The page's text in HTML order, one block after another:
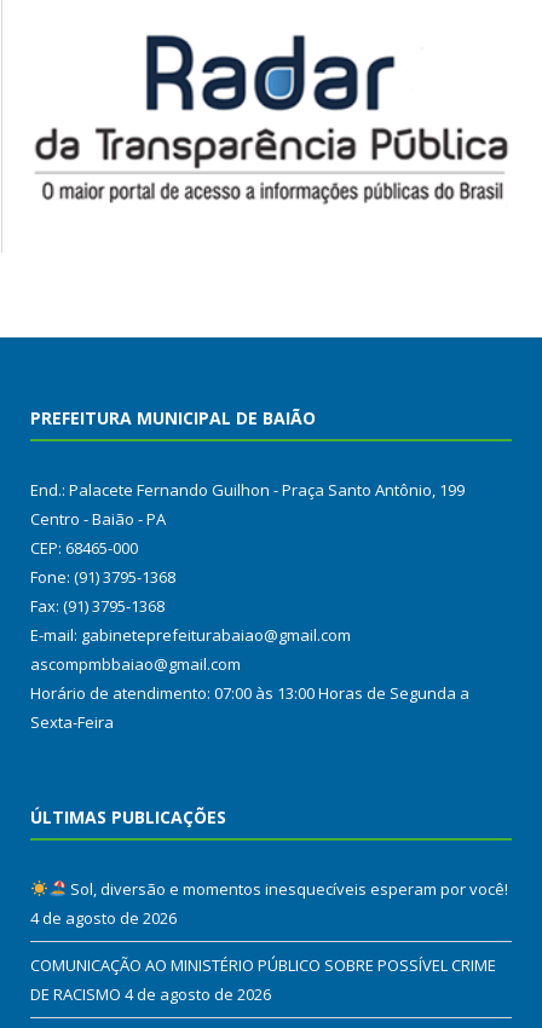
PREFEITURA MUNICIPAL DE BAIÃO
End.: Palacete Fernando Guilhon - Praça Santo Antônio, 199
Centro - Baião - PA
CEP: 68465-000
Fone: (91) 3795-1368
Fax: (91) 3795-1368
E-mail: gabineteprefeiturabaiao@gmail.com
ascompmbbaiao@gmail.com
Horário de atendimento: 07:00 às 13:00 Horas de Segunda a
Sexta-Feira
ÚLTIMAS PUBLICAÇÕES
Sol, diversão e momentos inesquecíveis esperam por você!
4 de agosto de 2026
COMUNICAÇÃO AO MINISTÉRIO PÚBLICO SOBRE POSSÍVEL CRIME
DE RACISMO 4 de agosto de 2026